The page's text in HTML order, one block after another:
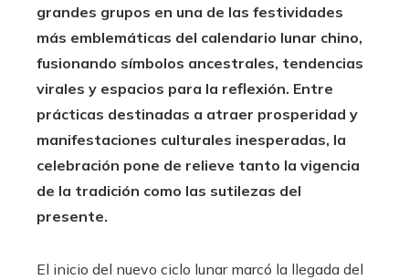
grandes grupos en una de las festividades
más emblemáticas del calendario lunar chino,
fusionando símbolos ancestrales, tendencias
virales y espacios para la reflexión. Entre
prácticas destinadas a atraer prosperidad y
manifestaciones culturales inesperadas, la
celebración pone de relieve tanto la vigencia
de la tradición como las sutilezas del
presente.
El inicio del nuevo ciclo lunar marcó la llegada del